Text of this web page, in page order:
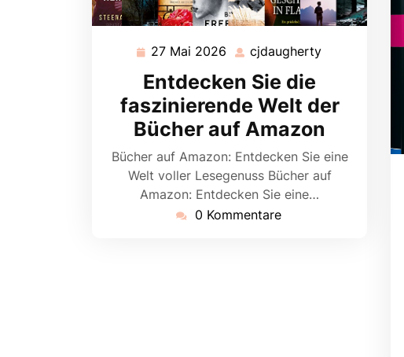
27 Mai 2026 27
2026
cjdaugherty cjdaugherty
Entdecken Sie die
faszinierende Welt der
Bücher auf Amazon
Bücher auf Amazon: Entdecken Sie eine
Welt voller Lesegenuss Bücher auf
Amazon: Entdecken Sie eine…
0 Kommentare